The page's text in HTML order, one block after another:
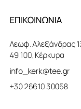
ΕΠΙΚΟΙΝΩΝΙΑ
Λεωφ. Αλεξάνδρας
49 100, Κέρκυρα
info_kerk@tee.gr
+30 26610 30058